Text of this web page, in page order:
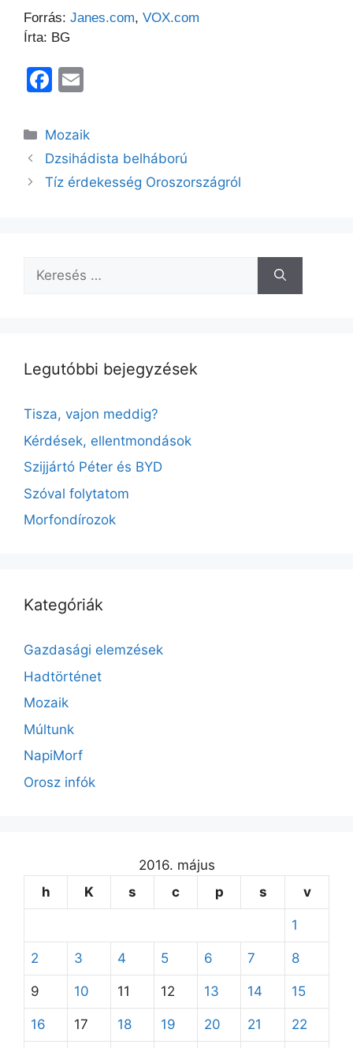
Forrás: Janes.com, VOX.com
Írta: BG
F
c
e
b
ai
l
Kategória
Mozaik
Dzsihádista belháború
Tíz érdekesség Oroszországról
Keresés:
Legutóbbi bejegyzések
Tisza, vajon meddig?
Kérdések, ellentmondások
Szijjártó Péter és BYD
Szóval folytatom
Morfondírozok
Kategóriák
Gazdasági elemzések
Hadtörténet
Mozaik
Múltunk
NapiMorf
Orosz infók
2016. május
h
K s c p s v
1
2 3 4 5 6 7 8
9 10 11 12 13 14 15
16 17 18 19 20 21 22